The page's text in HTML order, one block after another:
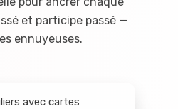
et participe passé —
ennuyeuses.
avec cartes